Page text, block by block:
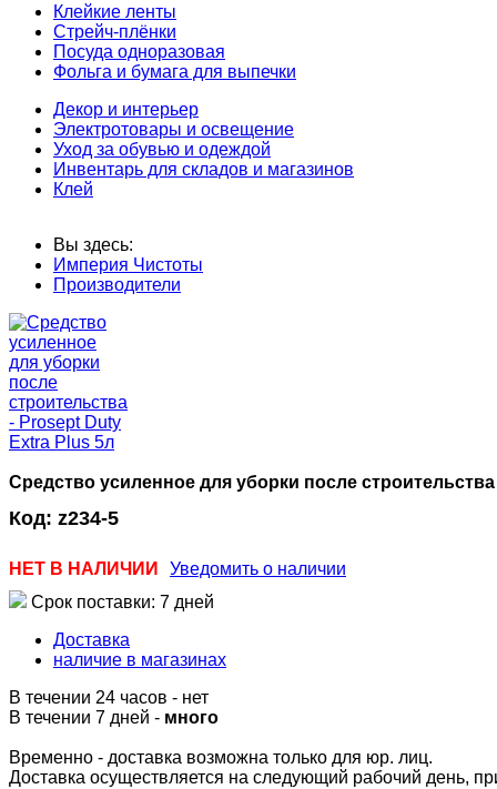
Клейкие ленты
Стрейч-плёнки
Посуда одноразовая
Фольга и бумага для выпечки
Декор и интерьер
Электротовары и освещение
Уход за обувью и одеждой
Инвентарь для складов и магазинов
Клей
Вы здесь:
Империя Чистоты
Производители
Средство усиленное для уборки после
Код: z234-5
НЕТ В НАЛИЧИИ
Уведомить о наличии
Срок поставки: 7 дней
Доставка
наличие в магазинах
В течении 24 часов - нет
В течении 7 дней - много
Временно - доставка возможна только для юр. лиц.
Доставка осуществляется на следующий рабочий день,